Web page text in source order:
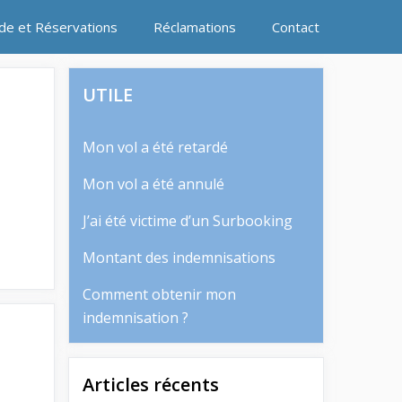
et Réservations Réclamations Contact
UTILE
Mon vol a été retardé
Mon vol a été annulé
J’ai été victime d’un Surbooking
Montant des indemnisations
Comment obtenir mon
indemnisation ?
Articles récents